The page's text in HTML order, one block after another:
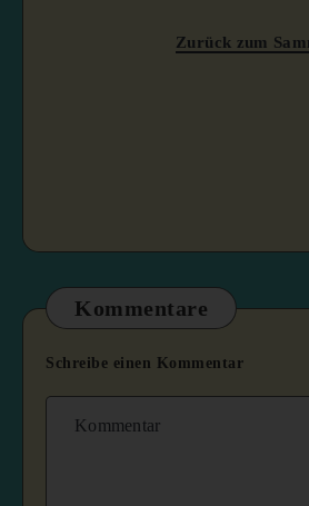
Zurück zum
Kommentare
Schreibe einen Kommentar